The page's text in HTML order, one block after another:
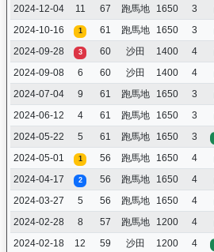
2024-12-04
11 67 跑馬地 1650 3
2024-10-16
1 61 跑馬地 1650 3
2024-09-28
3 60 沙田 1400 4
2024-09-08
6 60 沙田 1400 4
2024-07-04
9 61 跑馬地 1650 3
2024-06-12
4 61 跑馬地 1650 3
2024-05-22
5 61 跑馬地 1650 3
2024-05-01
1 56 跑馬地 1650 4
2024-04-17
2 56 跑馬地 1650 4
2024-03-27
5 56 跑馬地 1650 4
2024-02-28
8 57 跑馬地 1200 4
2024-02-18
12 59 沙田 1200 4